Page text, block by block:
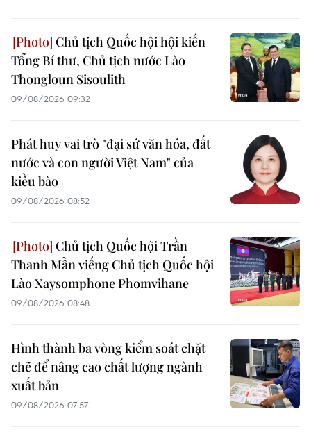
Chủ tịch Quốc hội hội kiến
Tổng Bí thư, Chủ tịch nước Lào
Thongloun Sisoulith
09/08/2026 09:32
Phát huy vai trò "đại sứ văn hóa, đất
nước và con người Việt Nam" của
kiều bào
09/08/2026 08:52
Chủ tịch Quốc hội Trần
Thanh Mẫn viếng Chủ tịch Quốc hội
Lào Xaysomphone Phomvihane
09/08/2026 08:48
Hình thành ba vòng kiểm soát chặt
chẽ để nâng cao chất lượng ngành
xuất bản
09/08/2026 07:57